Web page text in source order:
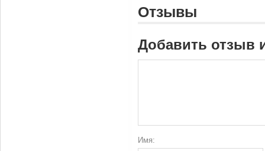
Отзывы
Добавить отзыв
Имя: